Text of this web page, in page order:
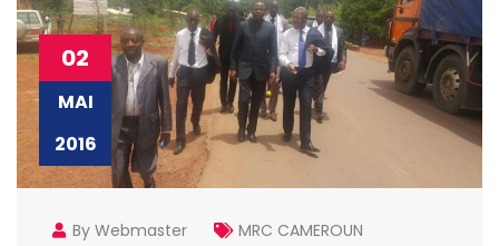
02
MAI
2016
By Webmaster MRC CAMEROUN